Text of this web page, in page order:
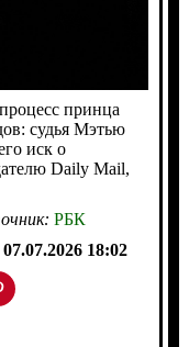
принца
судья Мэтью
иск о
Daily Mail,
РБК
07.07.2026 18:02